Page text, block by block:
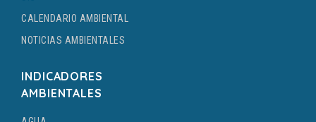
CALENDARIO AMBIENTAL
NOTICIAS AMBIENTALES
INDICADORES
AMBIENTALES